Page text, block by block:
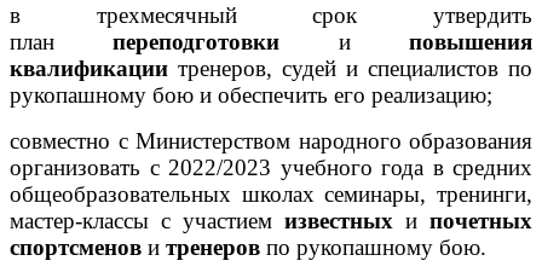
в трехмесячный срок утвердить
планпереподготовки иповышения
квалификации тренеров, судей и специалистов по
рукопашному бою и обеспечить его реализацию;
совместно с Министерством народного образования
организовать с 2022/2023 учебного года в средних
общеобразовательных школах семинары, тренинги,
мастер-классы с участием известных и почетных
спортсменов и тренеров по рукопашному бою.